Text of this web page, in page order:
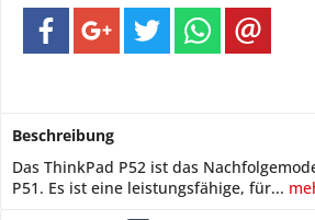
Beschreibung
Das ThinkPad P52 ist das
P51. Es ist eine leistungsfähige, für...